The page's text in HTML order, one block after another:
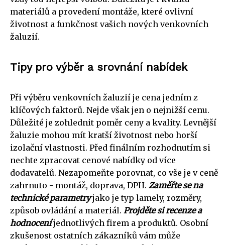
materiálů a provedení montáže, které ovlivní
životnost a funkčnost vašich nových venkovních
žaluzií.
Tipy pro výběr a srovnání nabídek
Při výběru venkovních žaluzií je cena jedním z
klíčových faktorů. Nejde však jen o nejnižší cenu.
Důležité je zohlednit poměr ceny a kvality. Levnější
žaluzie mohou mít kratší životnost nebo horší
izolační vlastnosti. Před finálním rozhodnutím si
nechte zpracovat cenové nabídky od více
dodavatelů. Nezapomeňte porovnat, co vše je v ceně
zahrnuto - montáž, doprava, DPH. Zaměřte se na
technické parametryjako je typ lamely, rozměry,
způsob ovládání a materiál. Projděte si recenze a
hodnoceníjednotlivých firem a produktů. Osobní
zkušenost ostatních zákazníků vám může